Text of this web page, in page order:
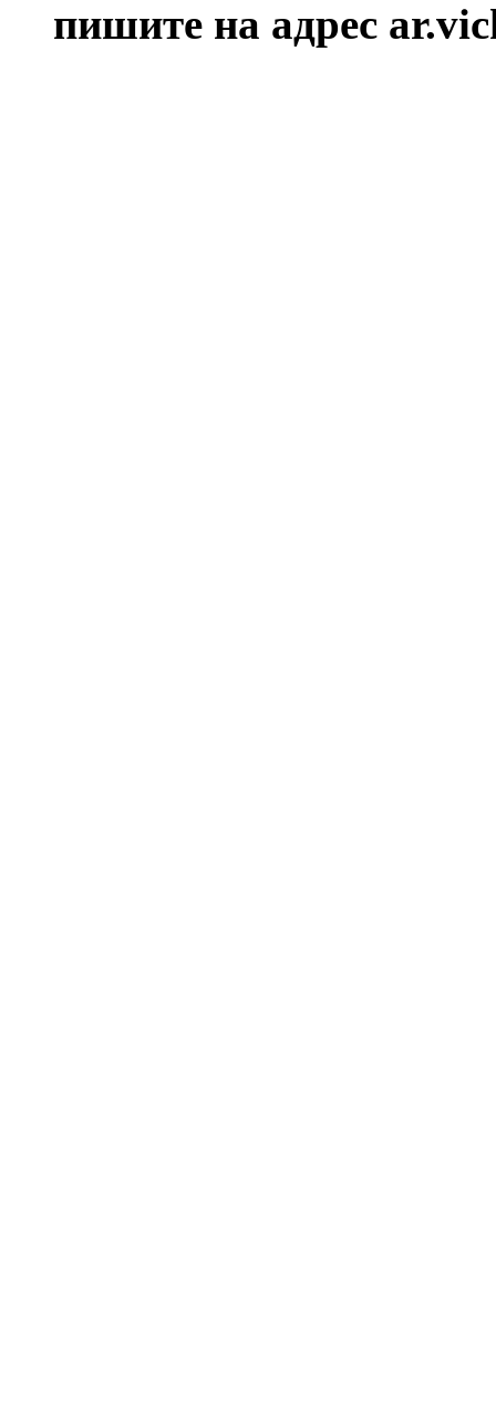
пишите на адрес